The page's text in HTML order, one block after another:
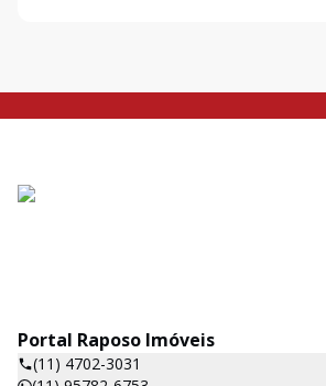
Portal Raposo Imóveis
(11) 4702-3031